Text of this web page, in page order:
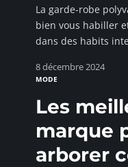
La garde-robe
bien vous habiller
dans des habits
8 décembre 2024
MODE
Les
marque
arborer